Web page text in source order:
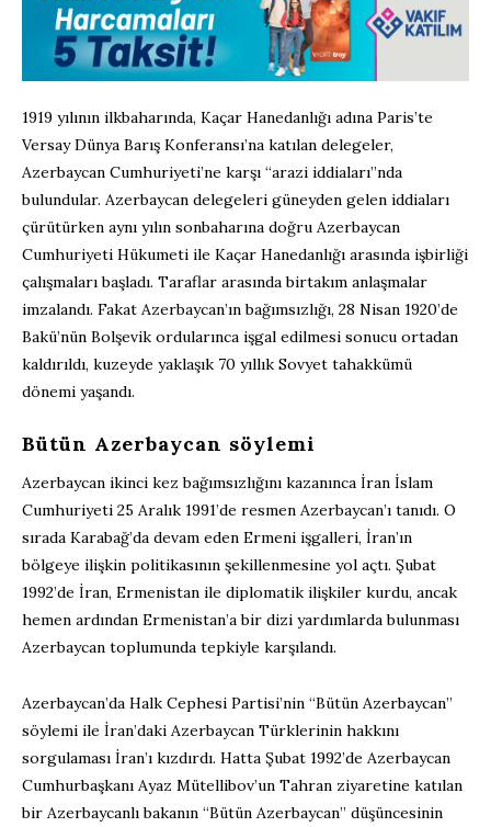
1919 yılının ilkbaharında, Kaçar Hanedanlığı adına Paris’te
Versay Dünya Barış Konferansı’na katılan delegeler,
Azerbaycan Cumhuriyeti’ne karşı “arazi iddiaları”nda
bulundular. Azerbaycan delegeleri güneyden gelen iddiaları
çürütürken aynı yılın sonbaharına doğru Azerbaycan
Cumhuriyeti Hükumeti ile Kaçar Hanedanlığı arasında işbirliği
çalışmaları başladı. Taraflar arasında birtakım anlaşmalar
imzalandı. Fakat Azerbaycan’ın bağımsızlığı, 28 Nisan 1920’de
Bakü’nün Bolşevik ordularınca işgal edilmesi sonucu ortadan
kaldırıldı, kuzeyde yaklaşık 70 yıllık Sovyet tahakkümü
dönemi yaşandı.
Bütün Azerbaycan söylemi
Azerbaycan ikinci kez bağımsızlığını kazanınca İran İslam
Cumhuriyeti 25 Aralık 1991’de resmen Azerbaycan’ı tanıdı. O
sırada Karabağ’da devam eden Ermeni işgalleri, İran’ın
bölgeye ilişkin politikasının şekillenmesine yol açtı. Şubat
1992’de İran, Ermenistan ile diplomatik ilişkiler kurdu, ancak
hemen ardından Ermenistan’a bir dizi yardımlarda bulunması
Azerbaycan toplumunda tepkiyle karşılandı.
Azerbaycan’da Halk Cephesi Partisi’nin “Bütün Azerbaycan”
söylemi ile İran’daki Azerbaycan Türklerinin hakkını
sorgulaması İran’ı kızdırdı. Hatta Şubat 1992’de Azerbaycan
Cumhurbaşkanı Ayaz Mütellibov’un Tahran ziyaretine katılan
bir Azerbaycanlı bakanın “Bütün Azerbaycan” düşüncesinin